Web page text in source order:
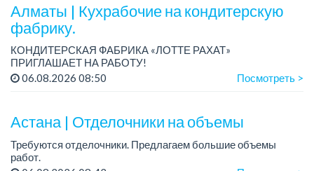
Алматы | Кухрабочие на кондитерскую
фабрику.
КОНДИТЕРСКАЯ ФАБРИКА «ЛОТТЕ РАХАТ»
ПРИГЛАШАЕТ НА РАБОТУ!
Зарплата: от 120 000 до 180 000 тенге.
06.08.2026 08:50 Посмотреть >
Астана | Отделочники на объемы
Требуются отделочники. Предлагаем большие объемы
работ.